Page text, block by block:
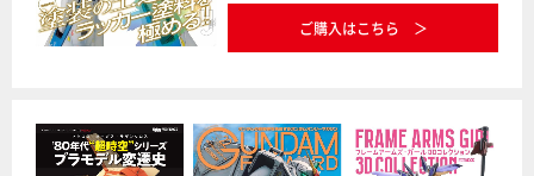
ご購入はこちら